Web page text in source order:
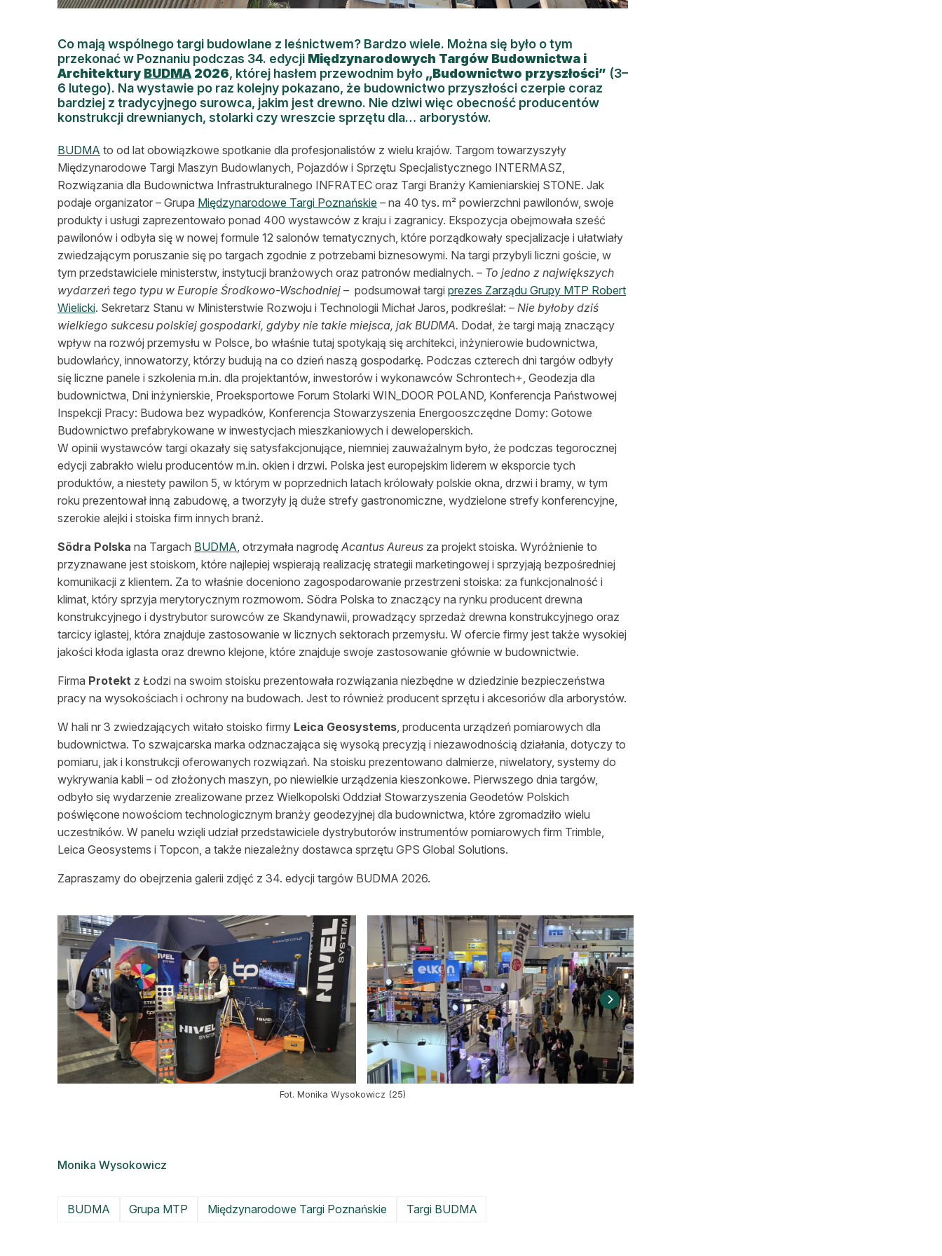
Co mają wspólnego targi budowlane z leśnictwem? Bardzo wiele. Można się było o tym
przekonać w Poznaniu podczas 34. edycji Międzynarodowych Targów Budownictwa i
Architektury BUDMA 2026, której hasłem przewodnim było „Budownictwo przyszłości” (3–
6 lutego). Na wystawie po raz kolejny pokazano, że budownictwo przyszłości czerpie coraz
bardziej z tradycyjnego surowca, jakim jest drewno. Nie dziwi więc obecność producentów
konstrukcji drewnianych, stolarki czy wreszcie sprzętu dla… arborystów.
BUDMA to od lat obowiązkowe spotkanie dla profesjonalistów z wielu krajów. Targom towarzyszyły
Międzynarodowe Targi Maszyn Budowlanych, Pojazdów i Sprzętu Specjalistycznego INTERMASZ,
Rozwiązania dla Budownictwa Infrastrukturalnego INFRATEC oraz Targi Branży Kamieniarskiej STONE. Jak
podaje organizator – Grupa Międzynarodowe Targi Poznańskie – na 40 tys. m² powierzchni pawilonów, swoje
produkty i usługi zaprezentowało ponad 400 wystawców z kraju i zagranicy. Ekspozycja obejmowała sześć
pawilonów i odbyła się w nowej formule 12 salonów tematycznych, które porządkowały specjalizacje i ułatwiały
zwiedzającym poruszanie się po targach zgodnie z potrzebami biznesowymi. Na targi przybyli liczni goście, w
tym przedstawiciele ministerstw, instytucji branżowych oraz patronów medialnych. – To jedno z największych
wydarzeń tego typu w Europie Środkowo-Wschodniej – podsumował targi prezes Zarządu Grupy MTP Robert
Wielicki. Sekretarz Stanu w Ministerstwie Rozwoju i Technologii Michał Jaros, podkreślał: – Nie byłoby dziś
wielkiego sukcesu polskiej gospodarki, gdyby nie takie miejsca, jak BUDMA. Dodał, że targi mają znaczący
wpływ na rozwój przemysłu w Polsce, bo właśnie tutaj spotykają się architekci, inżynierowie budownictwa,
budowlańcy, innowatorzy, którzy budują na co dzień naszą gospodarkę. Podczas czterech dni targów odbyły
się liczne panele i szkolenia m.in. dla projektantów, inwestorów i wykonawców Schrontech+, Geodezja dla
budownictwa, Dni inżynierskie, Proeksportowe Forum Stolarki WIN_DOOR POLAND, Konferencja Państwowej
Inspekcji Pracy: Budowa bez wypadków, Konferencja Stowarzyszenia Energooszczędne Domy: Gotowe
Budownictwo prefabrykowane w inwestycjach mieszkaniowych i deweloperskich.
W opinii wystawców targi okazały się satysfakcjonujące, niemniej zauważalnym było, że podczas tegorocznej
edycji zabrakło wielu producentów m.in. okien i drzwi. Polska jest europejskim liderem w eksporcie tych
produktów, a niestety pawilon 5, w którym w poprzednich latach królowały polskie okna, drzwi i bramy, w tym
roku prezentował inną zabudowę, a tworzyły ją duże strefy gastronomiczne, wydzielone strefy konferencyjne,
szerokie alejki i stoiska firm innych branż.
Södra Polska na Targach BUDMA , otrzymała nagrodę Acantus Aureus za projekt stoiska. Wyróżnienie to
przyznawane jest stoiskom, które najlepiej wspierają realizację strategii marketingowej i sprzyjają bezpośredniej
komunikacji z klientem. Za to właśnie doceniono zagospodarowanie przestrzeni stoiska: za funkcjonalność i
klimat, który sprzyja merytorycznym rozmowom. Södra Polska to znaczący na rynku producent drewna
konstrukcyjnego i dystrybutor surowców ze Skandynawii, prowadzący sprzedaż drewna konstrukcyjnego oraz
tarcicy iglastej, która znajduje zastosowanie w licznych sektorach przemysłu. W ofercie firmy jest także wysokiej
jakości kłoda iglasta oraz drewno klejone, które znajduje swoje zastosowanie głównie w budownictwie.
Firma Protekt z Łodzi na swoim stoisku prezentowała rozwiązania niezbędne w dziedzinie bezpieczeństwa
pracy na wysokościach i ochrony na budowach. Jest to również producent sprzętu i akcesoriów dla arborystów.
W hali nr 3 zwiedzających witało stoisko firmy Leica Geosystems , producenta urządzeń pomiarowych dla
budownictwa. To szwajcarska marka odznaczająca się wysoką precyzją i niezawodnością działania, dotyczy to
pomiaru, jak i konstrukcji oferowanych rozwiązań. Na stoisku prezentowano dalmierze, niwelatory, systemy do
wykrywania kabli – od złożonych maszyn, po niewielkie urządzenia kieszonkowe. Pierwszego dnia targów,
odbyło się wydarzenie zrealizowane przez Wielkopolski Oddział Stowarzyszenia Geodetów Polskich
poświęcone nowościom technologicznym branży geodezyjnej dla budownictwa, które zgromadziło wielu
uczestników. W panelu wzięli udział przedstawiciele dystrybutorów instrumentów pomiarowych firm Trimble,
Leica Geosystems i Topcon, a także niezależny dostawca sprzętu GPS Global Solutions.
Zapraszamy do obejrzenia galerii zdjęć z 34. edycji targów BUDMA 2026.
Fot. Monika Wysokowicz (25)
Monika Wysokowicz
BUDMA Grupa MTP Międzynarodowe Targi Poznańskie Targi BUDMA